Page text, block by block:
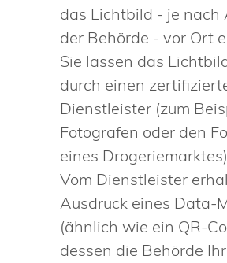
das Lichtbild - je nach
der Behörde - vor Ort
Sie lassen das
durch einen
Dienstleister (zum
Fotografen oder den
eines
Vom Dienstleister
Ausdruck eines Data-
(ähnlich wie ein QR-
dessen die Behörde